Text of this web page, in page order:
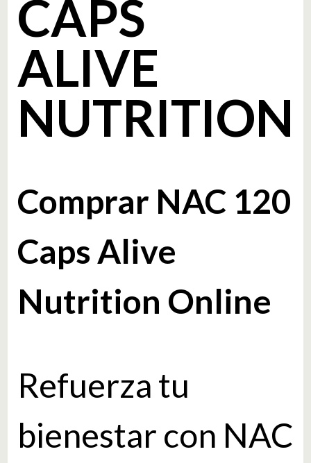
CAPS
ALIVE
NUTRITION
Comprar NAC 120
Caps Alive
Nutrition Online
Refuerza tu
bienestar con NAC